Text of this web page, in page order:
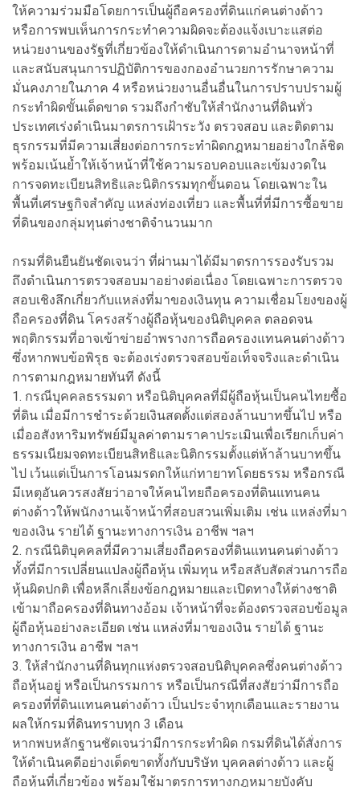
ให้ความร่วมมือโดยการเป็นผู้ถือครองที่ดินแก่คนต่างด้าว
หรือการพบเห็นการกระทำความผิดจะต้องแจ้งเบาะแสต่อ
หน่วยงานของรัฐที่เกี่ยวข้องให้ดำเนินการตามอำนาจหน้าที่
และสนับสนุนการปฏิบัติการของกองอำนวยการรักษาความ
มั่นคงภายในภาค 4 หรือหน่วยงานอื่นอื่นในการปราบปรามผู้
กระทำผิดขั้นเด็ดขาด รวมถึงกำชับให้สำนักงานที่ดินทั่ว
ประเทศเร่งดำเนินมาตรการเฝ้าระวัง ตรวจสอบ และติดตาม
ธุรกรรมที่มีความเสี่ยงต่อการกระทำผิดกฎหมายอย่างใกล้ชิด
พร้อมเน้นย้ำให้เจ้าหน้าที่ใช้ความรอบคอบและเข้มงวดใน
การจดทะเบียนสิทธิและนิติกรรมทุกขั้นตอน โดยเฉพาะใน
พื้นที่เศรษฐกิจสำคัญ แหล่งท่องเที่ยว และพื้นที่ที่มีการซื้อขาย
ที่ดินของกลุ่มทุนต่างชาติจำนวนมาก
กรมที่ดินยืนยันชัดเจนว่า ที่ผ่านมาได้มีมาตรการรองรับรวม
ถึงดำเนินการตรวจสอบมาอย่างต่อเนื่อง โดยเฉพาะการตรวจ
สอบเชิงลึกเกี่ยวกับแหล่งที่มาของเงินทุน ความเชื่อมโยงของผู้
ถือครองที่ดิน โครงสร้างผู้ถือหุ้นของนิติบุคคล ตลอดจน
พฤติกรรมที่อาจเข้าข่ายอำพรางการถือครองแทนคนต่างด้าว
ซึ่งหากพบข้อพิรุธ จะต้องเร่งตรวจสอบข้อเท็จจริงและดำเนิน
การตามกฎหมายทันที ดังนี้
1. กรณีบุคคลธรรมดา หรือนิติบุคคลที่มีผู้ถือหุ้นเป็นคนไทยซื้อ
ที่ดิน เมื่อมีการชำระด้วยเงินสดตั้งแต่สองล้านบาทขึ้นไป หรือ
เมื่ออสังหาริมทรัพย์มีมูลค่าตามราคาประเมินเพื่อเรียกเก็บค่า
ธรรมเนียมจดทะเบียนสิทธิและนิติกรรมตั้งแต่ห้าล้านบาทขึ้น
ไป เว้นแต่เป็นการโอนมรดกให้แก่ทายาทโดยธรรม หรือกรณี
มีเหตุอันควรสงสัยว่าอาจให้คนไทยถือครองที่ดินแทนคน
ต่างด้าวให้พนักงานเจ้าหน้าที่สอบสวนเพิ่มเติม เช่น แหล่งที่มา
ของเงิน รายได้ ฐานะทางการเงิน อาชีพ ฯลฯ
2. กรณีนิติบุคคลที่มีความเสี่ยงถือครองที่ดินแทนคนต่างด้าว
ทั้งที่มีการเปลี่ยนแปลงผู้ถือหุ้น เพิ่มทุน หรือสลับสัดส่วนการถือ
หุ้นผิดปกติ เพื่อหลีกเลี่ยงข้อกฎหมายและเปิดทางให้ต่างชาติ
เข้ามาถือครองที่ดินทางอ้อม เจ้าหน้าที่จะต้องตรวจสอบข้อมูล
ผู้ถือหุ้นอย่างละเอียด เช่น แหล่งที่มาของเงิน รายได้ ฐานะ
ทางการเงิน อาชีพ ฯลฯ
3. ให้สำนักงานที่ดินทุกแห่งตรวจสอบนิติบุคคลซึ่งคนต่างด้าว
ถือหุ้นอยู่ หรือเป็นกรรมการ หรือเป็นกรณีที่สงสัยว่ามีการถือ
ครองที่ที่ดินแทนคนต่างด้าว เป็นประจำทุกเดือนและรายงาน
ผลให้กรมที่ดินทราบทุก 3 เดือน
หากพบหลักฐานชัดเจนว่ามีการกระทำผิด กรมที่ดินได้สั่งการ
ให้ดำเนินคดีอย่างเด็ดขาดทั้งกับบริษัท บุคคลต่างด้าว และผู้
ถือหุ้นที่เกี่ยวข้อง พร้อมใช้มาตรการทางกฎหมายบังคับ